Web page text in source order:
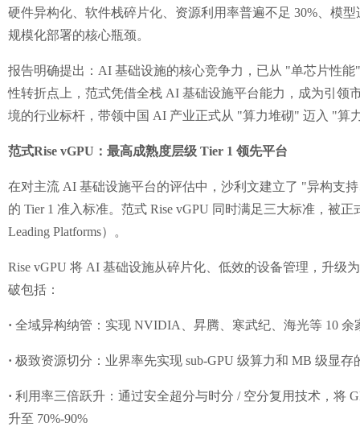
硬件异构化、软件栈碎片化、资源利用率普遍不足 30%、模
规模化部署的核心瓶颈。
报告明确提出：AI 基础设施的核心竞争力，已从 "单芯片性
性转折点上，范式凭借全栈 AI 基础设施平台能力，成为引领
境的行业标杆，带领中国 AI 产业正式从 "算力堆砌" 迈入 "算
范式Rise vGPU：最高成熟度层级 Tier 1 领先平台
在对主流 AI 基础设施平台的评估中，沙利文建立了 "异构支
的 Tier 1 准入标准。范式 Rise vGPU 同时满足三大标准，被
Leading Platforms）。
Rise vGPU 将 AI 基础设施从碎片化、低效的设备管理，升级
破包括：
· 全域异构纳管：实现 NVIDIA、昇腾、寒武纪、海光等 10 余
· 极致资源切分：业界率先实现 sub-GPU 级算力和 MB 级显存
· 利用率三倍跃升：通过安全超分与时分 / 空分复用技术，将
升至 70%-90%